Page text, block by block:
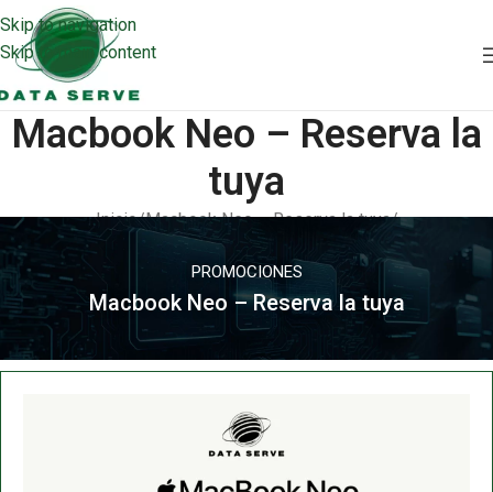
Skip to navigation
Skip to main content
Macbook Neo – Reserva la
tuya
Inicio/Macbook Neo – Reserva la tuya/
Macbook Neo – Reserva la tuya
PROMOCIONES
Macbook Neo – Reserva la tuya